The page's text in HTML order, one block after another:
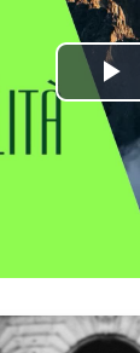
P
l
V